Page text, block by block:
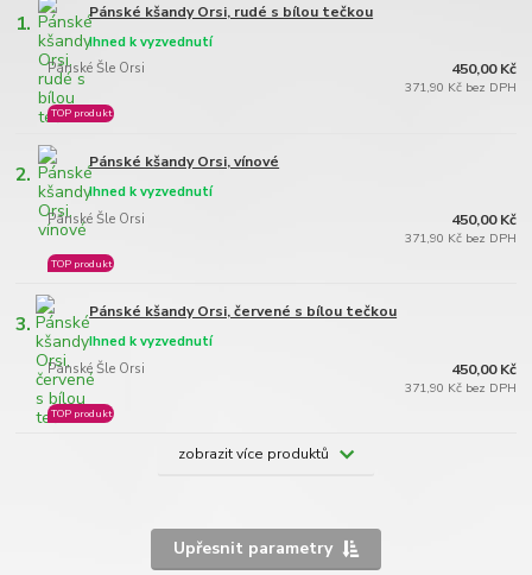
1. Pánské kšandy Orsi, rudé s bílou tečkou
Pánské Šle Orsi
Ihned k vyzvednutí
TOP produkt
450,00 Kč
371,90 Kč bez DPH
2. Pánské kšandy Orsi, vínové
Pánské Šle Orsi
Ihned k vyzvednutí
TOP produkt
450,00 Kč
371,90 Kč bez DPH
3. Pánské kšandy Orsi, červené s bílou tečkou
Pánské Šle Orsi
Ihned k vyzvednutí
TOP produkt
450,00 Kč
371,90 Kč bez DPH
zobrazit více produktů
Upřesnit parametry